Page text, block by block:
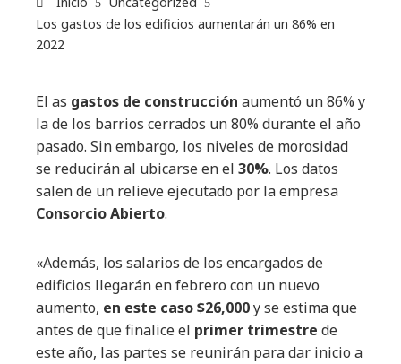
Los gastos de los edificios aumentarán un 86% en
2022
El as gastos de construcción aumentó un 86% y
la de los barrios cerrados un 80% durante el año
pasado. Sin embargo, los niveles de morosidad
se reducirán al ubicarse en el 30%. Los datos
salen de un relieve ejecutado por la empresa
Consorcio Abierto.
«Además, los salarios de los encargados de
edificios llegarán en febrero con un nuevo
aumento, en este caso $26,000y se estima que
antes de que finalice el primer trimestre de
este año, las partes se reunirán para dar inicio a